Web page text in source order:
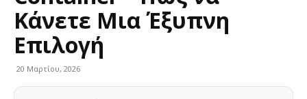
Κάνετε Μια Έξυπνη
Επιλογή
20 Μαρτίου, 2026